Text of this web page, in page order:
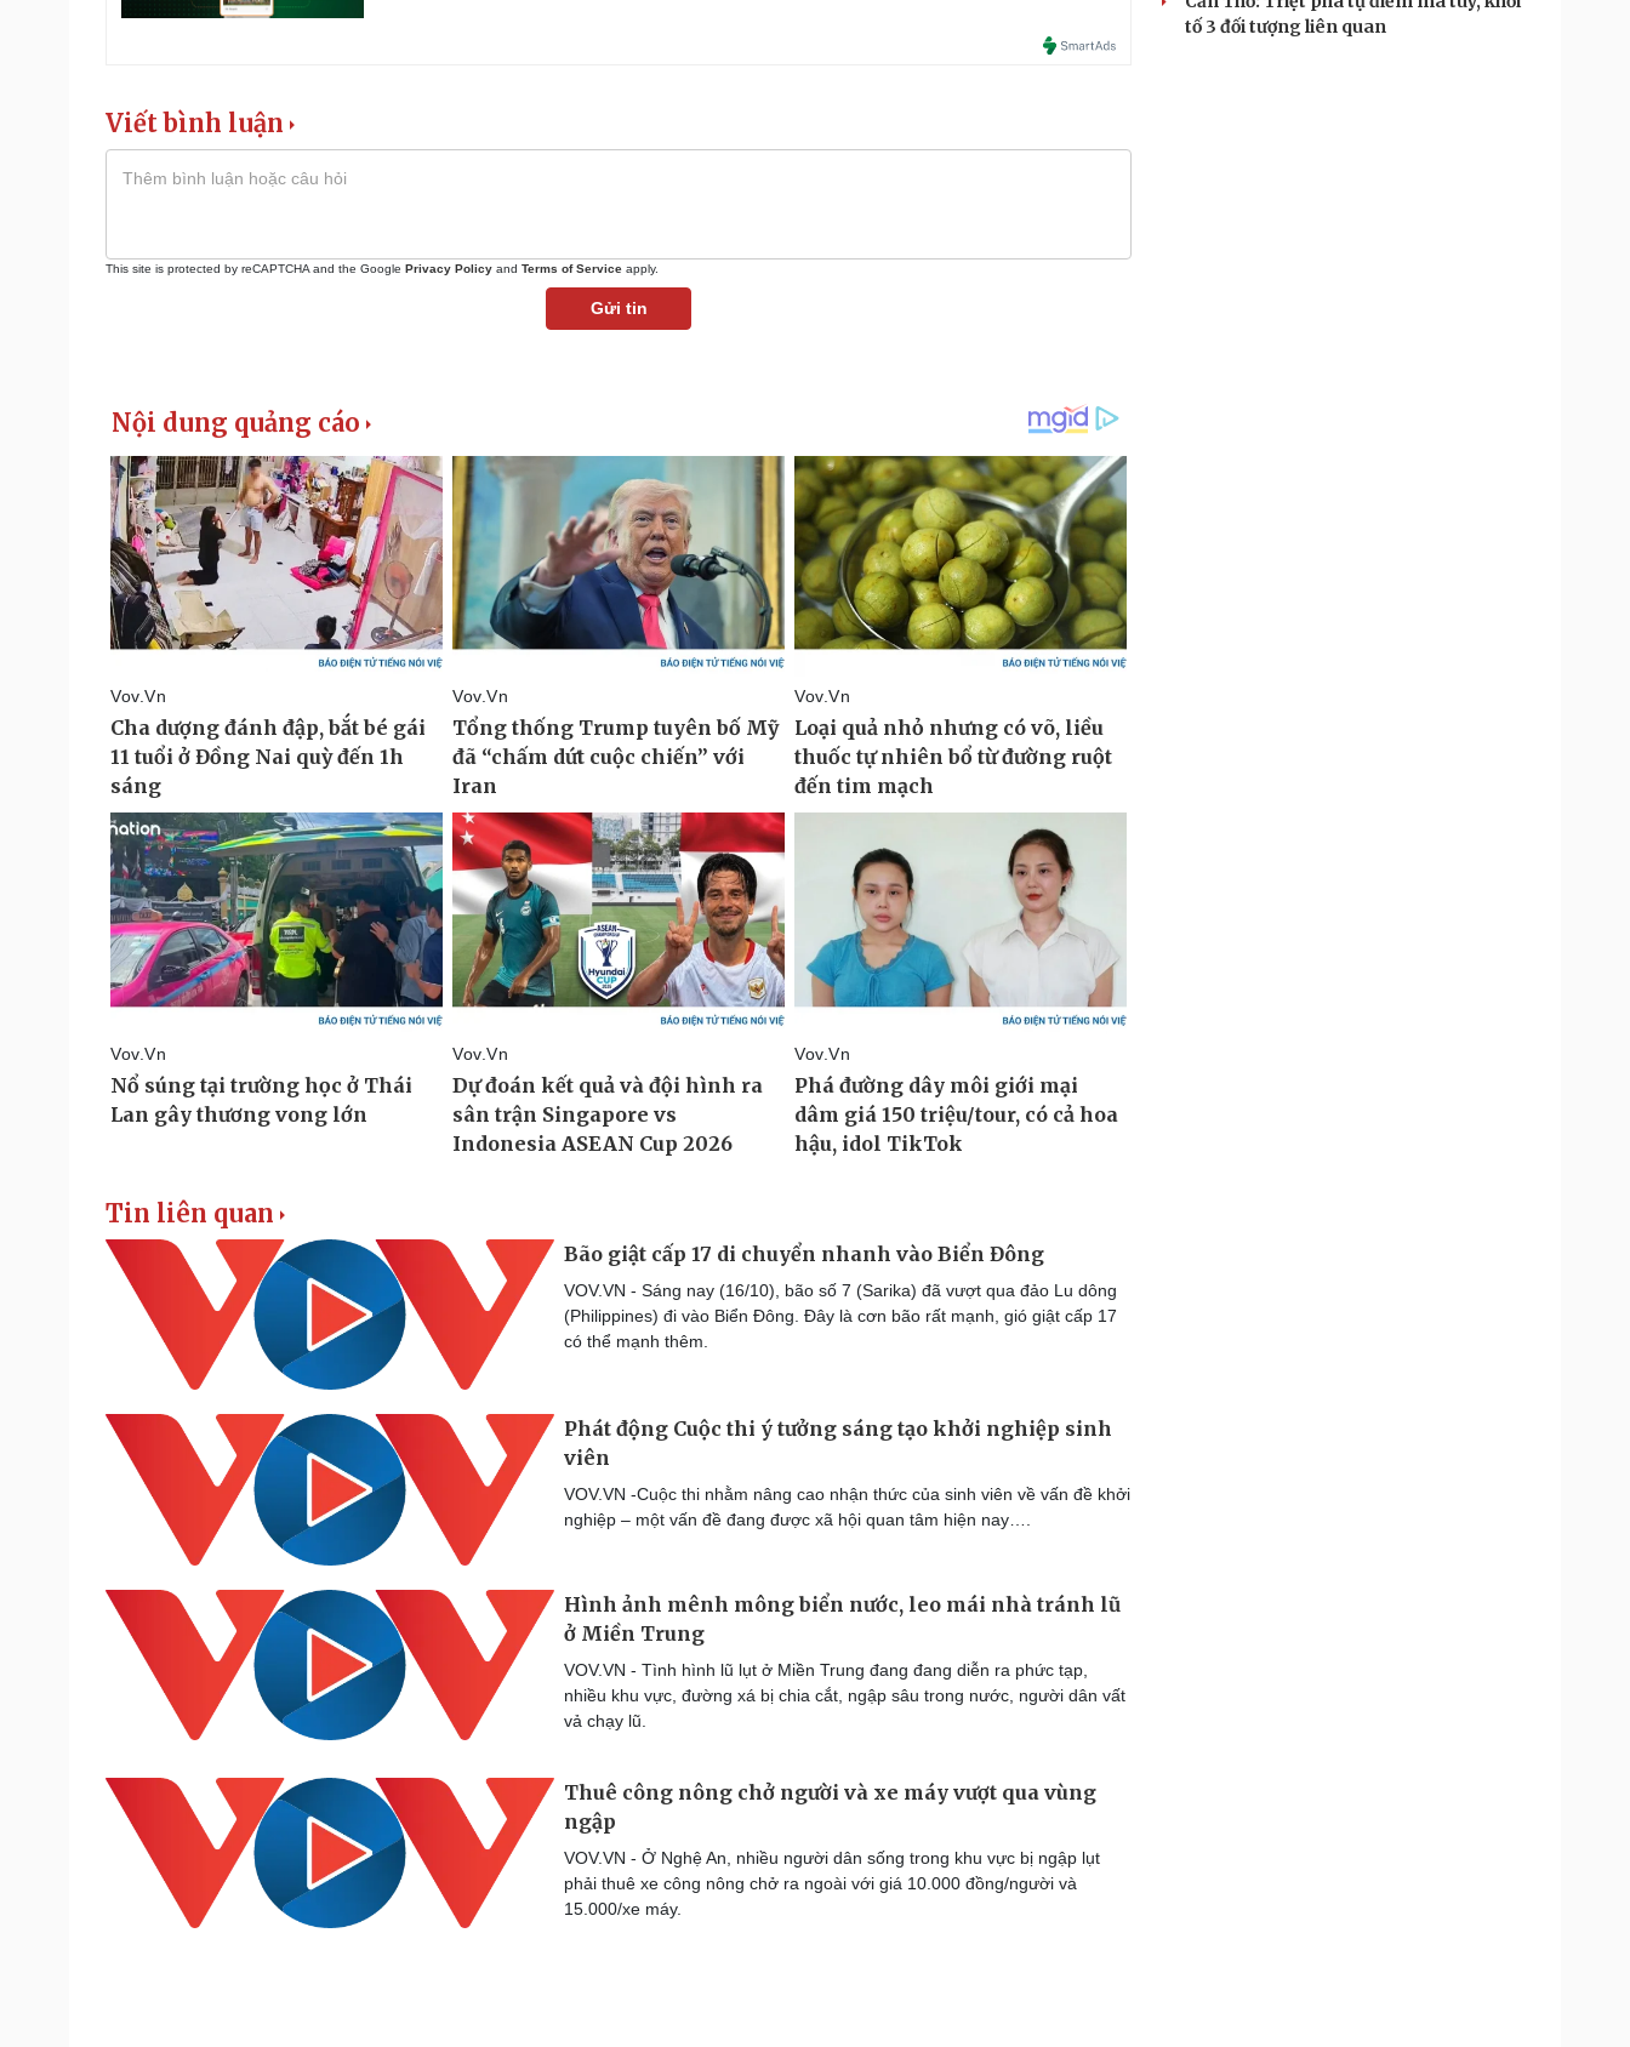
Viết bình luận
This site is protected by reCAPTCHA and the Google Privacy Policy and Terms of Service apply.
Gửi tin
Tin liên quan
Bão giật cấp 17 di chuyển nhanh vào Biển Đông
VOV.VN - Sáng nay (16/10), bão số 7 (Sarika) đã vượt qua đảo Lu dông
(Philippines) đi vào Biển Đông. Đây là cơn bão rất mạnh, gió giật cấp 17
có thể mạnh thêm.
Phát động Cuộc thi ý tưởng sáng tạo khởi nghiệp sinh
viên
VOV.VN -Cuộc thi nhằm nâng cao nhận thức của sinh viên về vấn đề khởi
nghiệp – một vấn đề đang được xã hội quan tâm hiện nay….
Hình ảnh mênh mông biển nước, leo mái nhà tránh lũ
ở Miền Trung
VOV.VN - Tình hình lũ lụt ở Miền Trung đang đang diễn ra phức tạp,
nhiều khu vực, đường xá bị chia cắt, ngập sâu trong nước, người dân vất
vả chạy lũ.
Thuê công nông chở người và xe máy vượt qua vùng
ngập
VOV.VN - Ở Nghệ An, nhiều người dân sống trong khu vực bị ngập lụt
phải thuê xe công nông chở ra ngoài với giá 10.000 đồng/người và
15.000/xe máy.
tố 3 đối tượng liên quan